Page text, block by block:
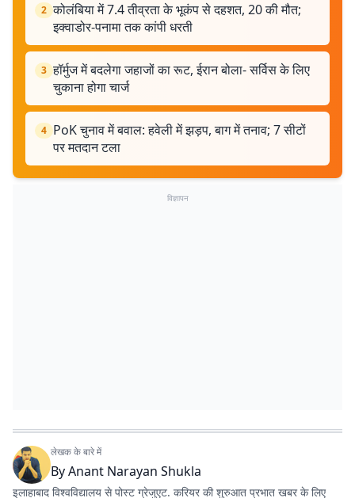
2 कोलंबिया में 7.4 तीव्रता के भूकंप से दहशत, 20 की मौत;
इक्वाडोर-पनामा तक कांपी धरती
3 हॉर्मुज में बदलेगा जहाजों का रूट, ईरान बोला- सर्विस के लिए
चुकाना होगा चार्ज
4 PoK चुनाव में बवाल: हवेली में झड़प, बाग में तनाव; 7 सीटों
पर मतदान टला
विज्ञापन
लेखक के बारे में
ByAnant Narayan Shukla
इलाहाबाद विश्वविद्यालय से पोस्ट ग्रेजुएट. करियर की शुरुआत प्रभात खबर के लिए